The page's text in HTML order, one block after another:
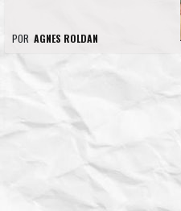
POR AGNES ROLDAN